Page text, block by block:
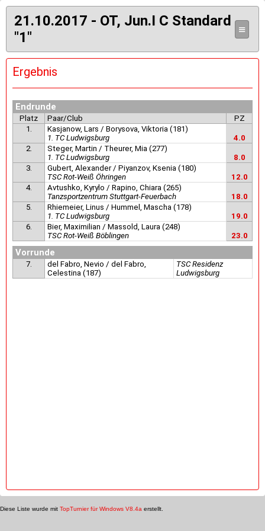
21.10.2017 - OT, Jun.I C Standard
"1"
≡
Ergebnis
Endrunde
Platz Paar/Club
PZ
1.
Kasjanow, Lars / Borysova, Viktoria (181)
1. TC Ludwigsburg
4.0
2.
Steger, Martin / Theurer, Mia (277)
1. TC Ludwigsburg
8.0
3.
Gubert, Alexander / Piyanzov, Ksenia (180)
TSC Rot-Weiß Öhringen
12.0
4.
Avtushko, Kyrylo / Rapino, Chiara (265)
Tanzsportzentrum Stuttgart-Feuerbach
18.0
5.
Rhiemeier, Linus / Hummel, Mascha (178)
1. TC Ludwigsburg
19.0
6.
Bier, Maximilian / Massold, Laura (248)
TSC Rot-Weiß Böblingen
23.0
Vorrunde
7.
del Fabro, Nevio / del Fabro,
Celestina (187)
TSC Residenz
Ludwigsburg
Diese Liste wurde mit TopTurnier für Windows V8.4a erstellt.